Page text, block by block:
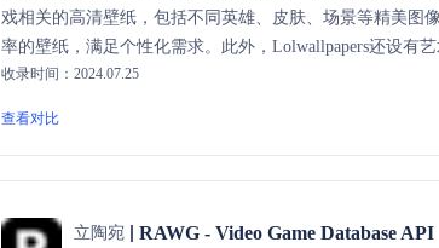
戏相关的高清壁纸，包括不同英雄、皮肤、场景等精美图
率的壁纸，满足个性化需求。此外，Lolwallpapers还设有
爱好者和艺术创作者提供了一个交流和分享的空间。
收录时间：2024.07.25
查看对比
立陶宛 RAWG - Video Game Database API